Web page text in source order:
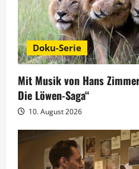
v
i
g
a
t
i
Doku-Serie
Mit Musik von Hans
Die Löwen-Saga“
10. August 2026